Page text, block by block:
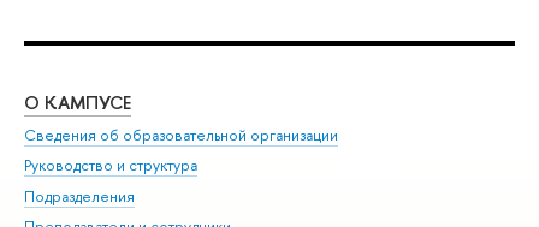
О КАМПУСЕ
Сведения об образовательной организации
Руководство и структура
Подразделения